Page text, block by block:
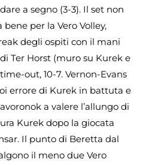
a segno (3-3). Il set non
per la Vero Volley,
degli ospiti con il mani
Ter Horst (muro su Kurek e
out, 10-7. Vernon-Evans
errore di Kurek in battuta e
a valere l’allungo di
Kurek dopo la giocata
Il punto di Beretta dal
il meno due Vero